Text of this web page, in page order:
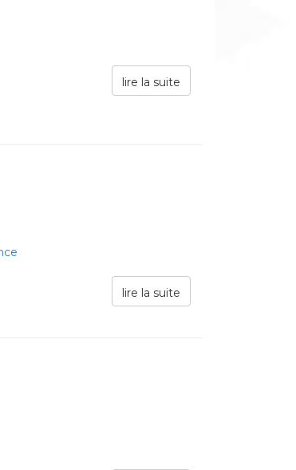
lire la suite
lire la suite